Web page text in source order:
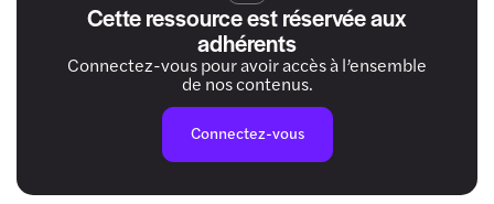
Cette ressource est réservée aux
adhérents
Connectez-vous pour avoir accès à l’ensemble
de nos contenus.
Connectez-vous